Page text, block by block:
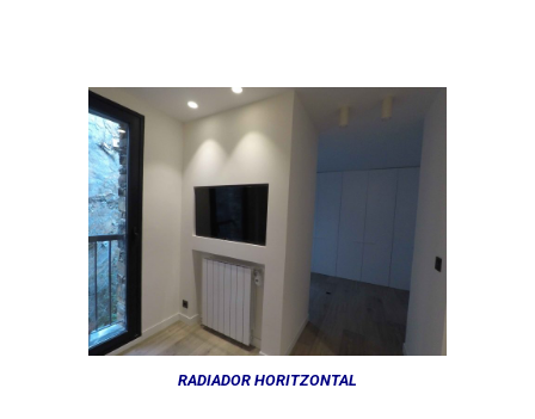
RADIADOR HORITZONTAL